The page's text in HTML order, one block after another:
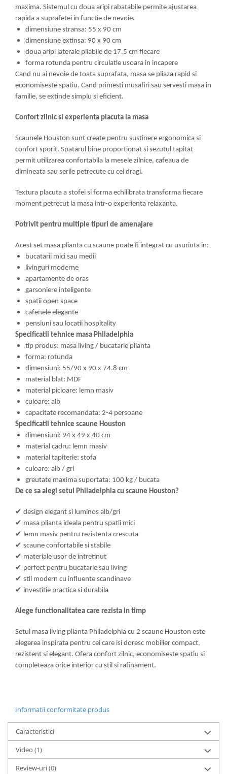
maxima. Sistemul cu doua aripi rabatabile permite ajustarea
rapida a suprafetei in functie de nevoie.
dimensiune stransa: 55 x 90 cm
dimensiune extinsa: 90 x 90 cm
doua aripi laterale pliabile de 17.5 cm fiecare
forma rotunda pentru circulatie usoara in incapere
Cand nu ai nevoie de toata suprafata, masa se pliaza rapid si
economiseste spatiu. Cand primesti musafiri sau servesti masa in
familie, se extinde simplu si eficient.
Confort zilnic si experienta placuta la masa
Scaunele Houston sunt create pentru sustinere ergonomica si
confort sporit. Spatarul bine proportionat si sezutul tapitat
permit utilizarea confortabila la mesele zilnice, cafeaua de
dimineata sau serile petrecute cu cei dragi.
Textura placuta a stofei si forma echilibrata transforma fiecare
moment petrecut la masa intr-o experienta relaxanta.
Potrivit pentru multiple tipuri de amenajare
Acest set masa plianta cu scaune poate fi integrat cu usurinta in:
bucatarii mici sau medii
livinguri moderne
apartamente de oras
garsoniere inteligente
spatii open space
cafenele elegante
pensiuni sau locatii hospitality
Specificatii tehnice masa Philadelphia
tip produs: masa living / bucatarie plianta
forma: rotunda
dimensiuni: 55/90 x 90 x 74.8 cm
material blat: MDF
material picioare: lemn masiv
culoare: alb
capacitate recomandata: 2-4 persoane
Specificatii tehnice scaune Houston
dimensiuni: 94 x 49 x 40 cm
material cadru: lemn masiv
material tapiterie: stofa
culoare: alb / gri
greutate maxima suportata: 100 kg / bucata
De ce sa alegi setul Philadelphia cu scaune Houston?
✔ design elegant si luminos alb/gri
✔ masa plianta ideala pentru spatii mici
✔ lemn masiv pentru rezistenta crescuta
✔ scaune confortabile si stabile
✔ materiale usor de intretinut
✔ perfect pentru bucatarie sau living
✔ stil modern cu influente scandinave
✔ investitie practica si durabila
Alege functionalitatea care rezista in timp
Setul masa living plianta Philadelphia cu 2 scaune Houston este
alegerea inspirata pentru cei care isi doresc mobilier compact,
rezistent si elegant. Ofera confort zilnic, economiseste spatiu si
completeaza orice interior cu stil si rafinament.
Informatii conformitate produs
Caracteristici
Video (1)
Review-uri(0)